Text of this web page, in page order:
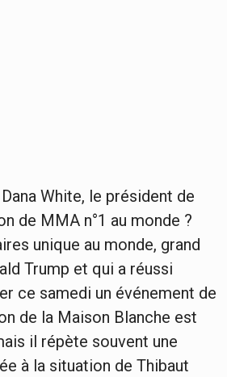
White, le président de
de MMA n°1 au monde ?
unique au monde, grand
Trump et qui a réussi
ce samedi un événement de
de la Maison Blanche est
il répète souvent une
à la situation de Thibaut